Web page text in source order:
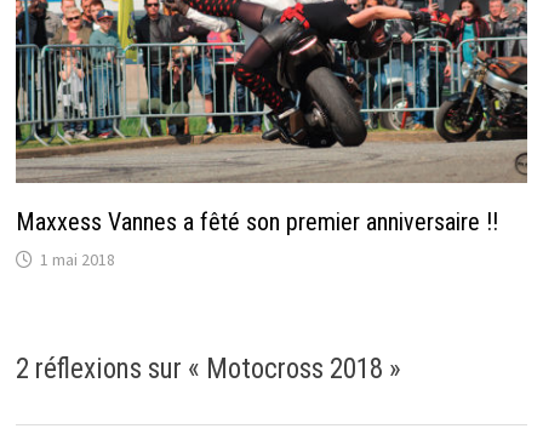
Maxxess Vannes a fêté son premier anniversaire !!
1 mai 2018
2 réflexions sur « Motocross 2018 »